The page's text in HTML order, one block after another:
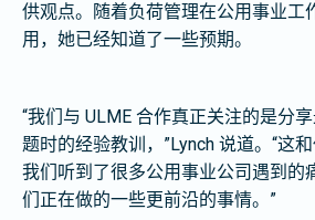
供观点。随着负荷管理在公用事业工
用，她已经知道了一些预期。
“我们与 ULME 合作真正关注的是分
题时的经验教训，”Lynch 说道。“这
我们听到了很多公用事业公司遇到的
们正在做的一些更前沿的事情。”